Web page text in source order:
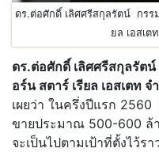
ดร.ต่อศักดิ์ เลิศศรีสกุลรัตน์ กรร
ยล เอสเต
ดร.ต่อศักดิ์ เลิศศรีสกุลรัต
อร์น สตาร์ เรียล เอสเตท
เผยว่า ในครึ่งปีแรก
ขายประมาณ 500-600 ล้
จะเป็นไปตามเป้าที่ตั้งไว้